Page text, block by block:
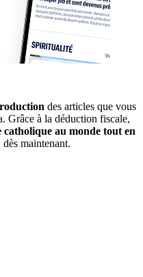
des articles que vous
Grâce à la déduction fiscale,
catholique au monde tout en
maintenant.